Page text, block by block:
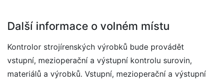
Další informace o volném místu
Kontrolor strojírenských výrobků bude provádět
vstupní, mezioperační a výstupní kontrolu surovin,
materiálů a výrobků. Vstupní, mezioperační a výstupní